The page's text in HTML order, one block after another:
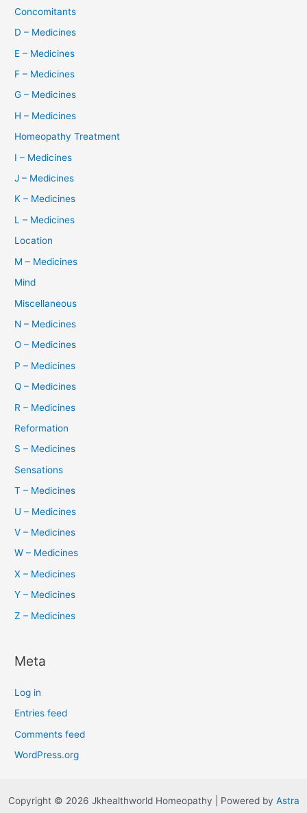
Concomitants
D – Medicines
E – Medicines
F – Medicines
G – Medicines
H – Medicines
Homeopathy Treatment
I – Medicines
J – Medicines
K – Medicines
L – Medicines
Location
M – Medicines
Mind
Miscellaneous
N – Medicines
O – Medicines
P – Medicines
Q – Medicines
R – Medicines
Reformation
S – Medicines
Sensations
T – Medicines
U – Medicines
V – Medicines
W – Medicines
X – Medicines
Y – Medicines
Z – Medicines
Meta
Log in
Entries feed
Comments feed
WordPress.org
Copyright © 2026 Jkhealthworld Homeopathy | Powered by Astra